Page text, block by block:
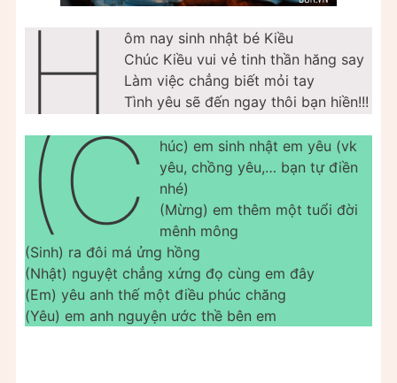
H
ôm nay sinh nhật bé Kiều
Chúc Kiều vui vẻ tinh thần hăng say
Làm việc chẳng biết mỏi tay
Tình yêu sẽ đến ngay thôi bạn hiền!!!
(C
húc) em sinh nhật em yêu (vk
yêu, chồng yêu,… bạn tự điền
nhé)
(Mừng) em thêm một tuổi đời
mênh mông
(Sinh) ra đôi má ửng hồng
(Nhật) nguyệt chẳng xứng đọ cùng em đây
(Em) yêu anh thế một điều phúc chăng
(Yêu) em anh nguyện ước thề bên em